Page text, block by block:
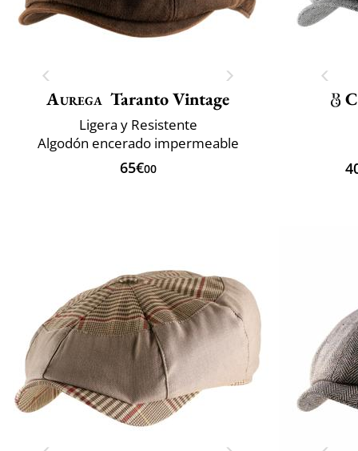
Aurega Taranto Vintage
Ligera y Resistente
Algodón encerado impermeable
65€00